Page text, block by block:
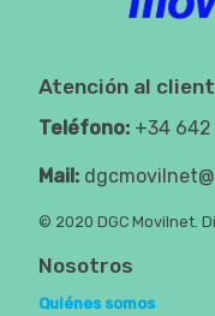
Atención al
Teléfono: +34
Mail:
© 2020 DGC Movilnet.
Nosotros
Quiénes somos